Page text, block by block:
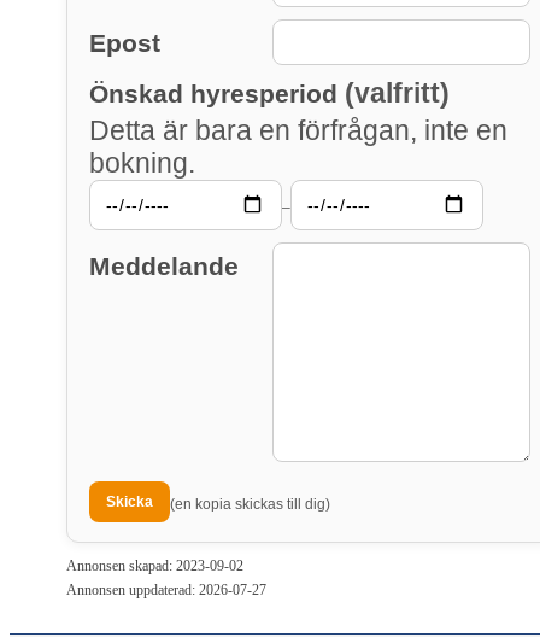
Epost
Önskad hyresperiod (valfritt)
Detta är bara en förfrågan, inte en
bokning.
–
Meddelande
(en kopia skickas till dig)
Annonsen skapad: 2023-09-02
Annonsen uppdaterad: 2026-07-27